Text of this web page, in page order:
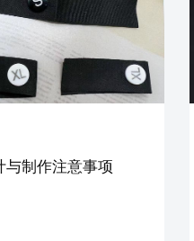
与制作注意事项